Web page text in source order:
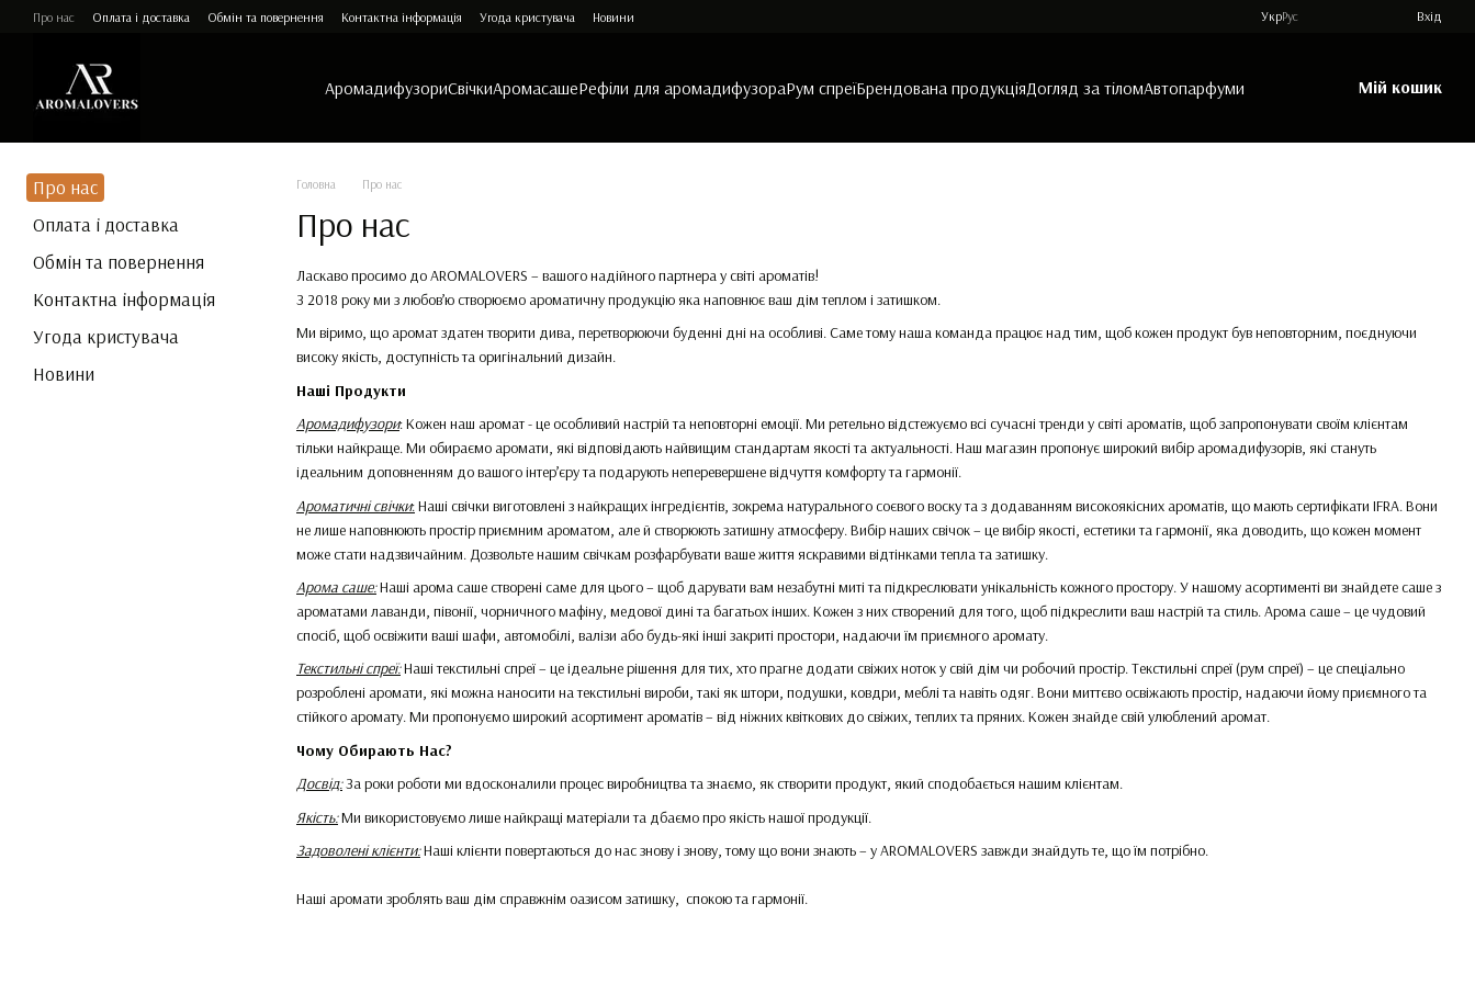
Перейти до основного контенту
Про нас Оплата і доставка Обмін та повернення Контактна інформація Угода кристувача Новини УкрРус Вхід
АромадифузориСвічкиАромасашеРефіли для аромадифузораРум спреїБрендована продукціяДогляд за тіломАвтопарфуми Мій кошик
Головна Про нас
Про нас
Ласкаво просимо до AROMALOVERS – вашого надійного партнера у світі ароматів!
З 2018 року ми з любов’ю створюємо ароматичну продукцію яка наповнює ваш дім теплом і затишком.
Ми віримо, що аромат здатен творити дива, перетворюючи буденні дні на особливі. Саме тому наша команда працює над тим, щоб кожен продукт був неповторним, поєднуючи
високу якість, доступність та оригінальний дизайн.
Наші Продукти
Аромадифузори: Кожен наш аромат - це особливий настрій та неповторні емоції. Ми ретельно відстежуємо всі сучасні тренди у світі ароматів, щоб запропонувати своїм клієнтам
тільки найкраще. Ми обираємо аромати, які відповідають найвищим стандартам якості та актуальності. Наш магазин пропонує широкий вибір аромадифузорів, які стануть
ідеальним доповненням до вашого інтер’єру та подарують неперевершене відчуття комфорту та гармонії.
Ароматичні свічки:Наші свічки виготовлені з найкращих інгредієнтів, зокрема натурального соєвого воску та з додаванням високоякісних ароматів, що мають сертифікати IFRA. Вони
не лише наповнюють простір приємним ароматом, але й створюють затишну атмосферу. Вибір наших свічок – це вибір якості, естетики та гармонії, яка доводить, що кожен момент
може стати надзвичайним. Дозвольте нашим свічкам розфарбувати ваше життя яскравими відтінками тепла та затишку.
Арома саше:Наші арома саше створені саме для цього – щоб дарувати вам незабутні миті та підкреслювати унікальність кожного простору. У нашому асортименті ви знайдете саше з
ароматами лаванди, півонії, чорничного мафіну, медової дині та багатьох інших. Кожен з них створений для того, щоб підкреслити ваш настрій та стиль. Арома саше – це чудовий
спосіб, щоб освіжити ваші шафи, автомобілі, валізи або будь-які інші закриті простори, надаючи їм приємного аромату.
Текстильні спреї:Наші текстильні спреї – це ідеальне рішення для тих, хто прагне додати свіжих ноток у свій дім чи робочий простір. Текстильні спреї (рум спреї) – це спеціально
розроблені аромати, які можна наносити на текстильні вироби, такі як штори, подушки, ковдри, меблі та навіть одяг. Вони миттєво освіжають простір, надаючи йому приємного та
стійкого аромату. Ми пропонуємо широкий асортимент ароматів – від ніжних квіткових до свіжих, теплих та пряних. Кожен знайде свій улюблений аромат.
Чому Обирають Нас?
Досвід:За роки роботи ми вдосконалили процес виробництва та знаємо, як створити продукт, який сподобається нашим клієнтам.
Якість:Ми використовуємо лише найкращі матеріали та дбаємо про якість нашої продукції.
Задоволені клієнти:Наші клієнти повертаються до нас знову і знову, тому що вони знають – у AROMALOVERS завжди знайдуть те, що їм потрібно.
Наші аромати зроблять ваш дім справжнім оазисом затишку, спокою та гармонії.
Про нас
Оплата і доставка
Обмін та повернення
Контактна інформація
Угода кристувача
Новини